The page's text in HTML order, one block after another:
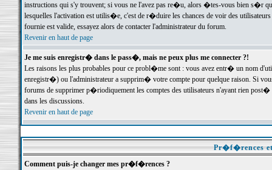
instructions qui s'y trouvent; si vous ne l'avez pas re�u, alors �tes-vous bien s�r
lesquelles l'activation est utilis�e, c'est de r�duire les chances de voir des
fournie est valide, essayez alors de contacter l'administrateur du forum.
Revenir en haut de page
Je me suis enregistr� dans le pass�, mais ne peux plus me connecter ?!
Les raisons les plus probables pour ce probl�me sont : vous avez entr� un nom
enregistr�) ou l'administrateur a supprim� votre compte pour quelque raison. Si
forums de supprimer p�riodiquement les comptes des utilisateurs n'ayant rien
dans les discussions.
Revenir en haut de page
Pr�f�rences
Comment puis-je changer mes pr�f�rences ?